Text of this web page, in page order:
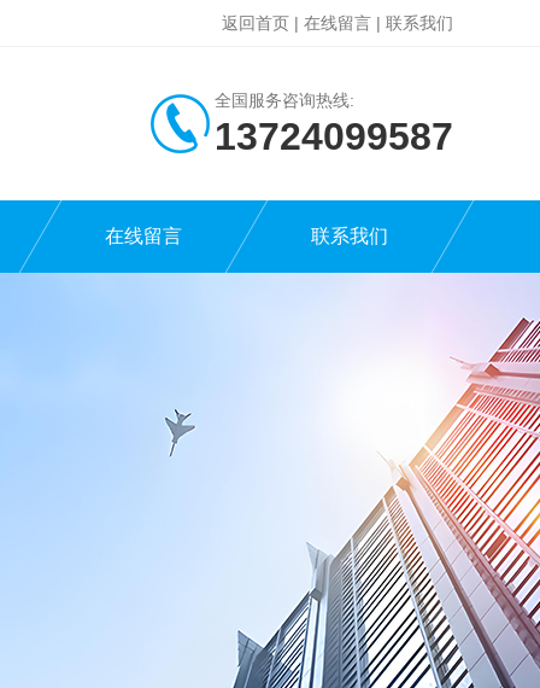
返回首页 | 在线留言 | 联系我们
全国服务咨询热线:
13724099587
在线留言 联系我们